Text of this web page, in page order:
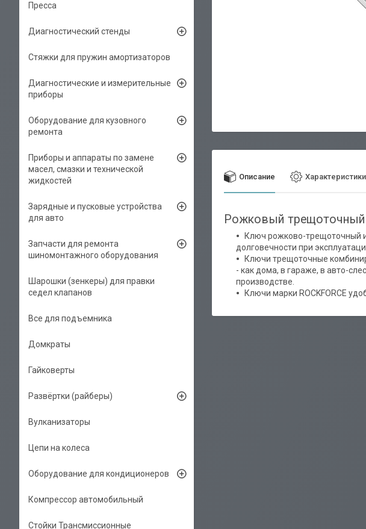
Описание Характеристики
Рожковый трещоточный
Ключ рожково-трещоточный
долговечности при
Ключи трещоточные
- как дома, в гараже, в авто-
производстве.
Ключи марки ROCKFORCE
Пресса
Диагностический стенды
Стяжки для пружин амортизаторов
Диагностические и измерительные
приборы
Оборудование для кузовного
ремонта
Приборы и аппараты по замене
масел, смазки и технической
жидкостей
Зарядные и пусковые устройства
для авто
Запчасти для ремонта
шиномонтажного оборудования
Шарошки (зенкеры) для правки
седел клапанов
Все для подъемника
Домкраты
Гайковерты
Развёртки (райберы)
Вулканизаторы
Цепи на колеса
Оборудование для кондиционеров
Компрессор автомобильный
Стойки Трансмиссионные